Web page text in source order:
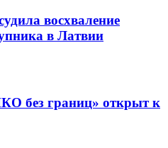
восхваление
в Латвии
без границ» открыт к